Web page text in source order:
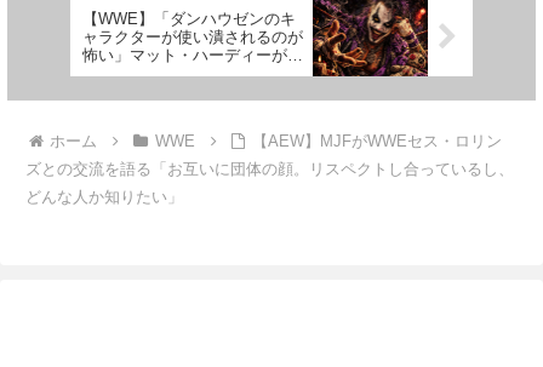
【WWE】「ダンハウゼンのキ
ャラクターが使い潰されるのが
怖い」マット・ハーディーが警
告
ホーム WWE
【AEW】MJFがWWEセス・ロリン
ズとの交流を語る「お互いに団体の顔。リスペクトし合っているし、
どんな人か知りたい」